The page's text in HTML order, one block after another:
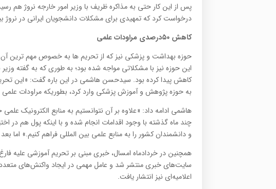
پس از این کار حتی به مذاکره ظریف با وزیر امور خارجه نروژ هم
درخواست کرد که تمهیدی برای مشکلات دانشجویان ایرانی در نروژ
کاهش ۵۰درصدی مراودات علمی
حوزه بهداشت و پزشکی نیز که از تحریم ها به خصوص مهم ترین آن
کاهش پیدا کرده بود. سیدحسن هاشمی در این باره گفت: «این
به حوزه پژوهش و آموزش پزشکی وارد کرد، بطوریکه مراودات علمی استادان
هاشمی ادامه داد: «علاوه بر آن نتوانستیم به منابع الکترونیک
چند ماه گذشته با وجود اقدامات انجام شده و با اینکه پول هم در
و دانشمندان کشور را به منابع علمی بین المللی فراهم کنیم.» اما
همچنین در خردادماه امسال، خبري مبني بر تحريم آموزشي عليه
سايت‌هاي خبري منتشر شد و عامل مهمي در ايجاد واكنش‌هاي
اعلاميه‌اي نيز انتشار يافت.